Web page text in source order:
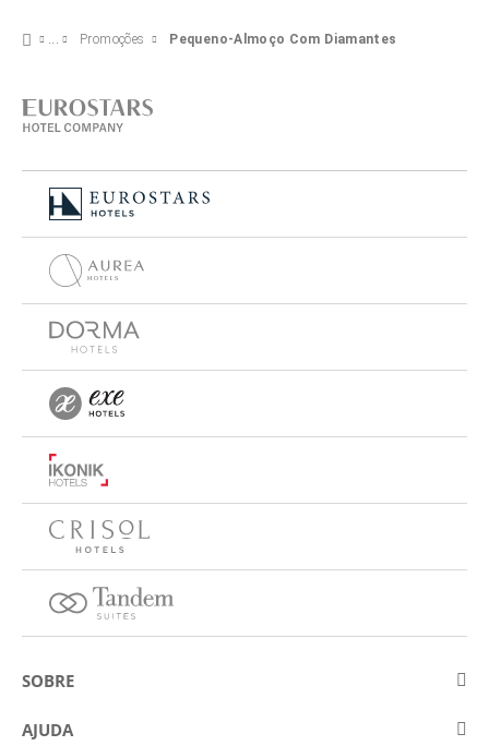
Promoções Pequeno-Almoço Com Diamantes
SOBRE
Sobre a Eurostars Hotel Company
AJUDA